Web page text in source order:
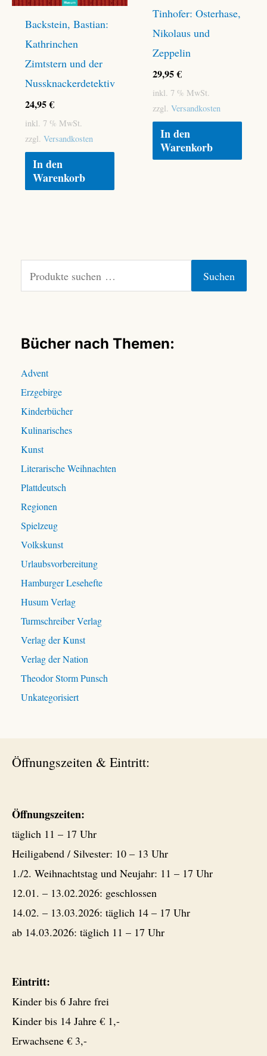
c
n
n
c
h
:
Suchen
Bücher nach Themen:
Advent
Erzgebirge
Kinderbücher
Kulinarisches
Kunst
Literarische Weihnachten
Plattdeutsch
Regionen
Spielzeug
Volkskunst
Urlaubsvorbereitung
Hamburger Lesehefte
Husum Verlag
Turmschreiber Verlag
Verlag der Kunst
Verlag der Nation
Theodor Storm Punsch
Unkategorisiert
Backstein, Bastian:
Kathrinchen
Zimtstern und der
Nussknackerdetektiv
24,95€
inkl. 7 % MwSt.
zzgl. Versandkosten
In den
Warenkorb
Tinhofer: Osterhase,
Nikolaus und
Zeppelin
29,95€
inkl. 7 % MwSt.
zzgl. Versandkosten
In den
Warenkorb
Öffnungszeiten & Eintritt:
Öffnungszeiten:
täglich 11 – 17 Uhr
Heiligabend / Silvester: 10 – 13 Uhr
1./2. Weihnachtstag und Neujahr: 11 – 17 Uhr
12.01. – 13.02.2026: geschlossen
14.02. – 13.03.2026: täglich 14 – 17 Uhr
ab 14.03.2026: täglich 11 – 17 Uhr
Eintritt:
Kinder bis 6 Jahre frei
Kinder bis 14 Jahre € 1,-
Erwachsene € 3,-